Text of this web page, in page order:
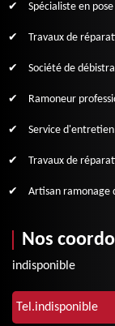
Spécialiste en
Travaux de
Société de
Ramoneur
Service
Travaux de
Artisan ramonage
Nos
indisponible
Tel.indisponible